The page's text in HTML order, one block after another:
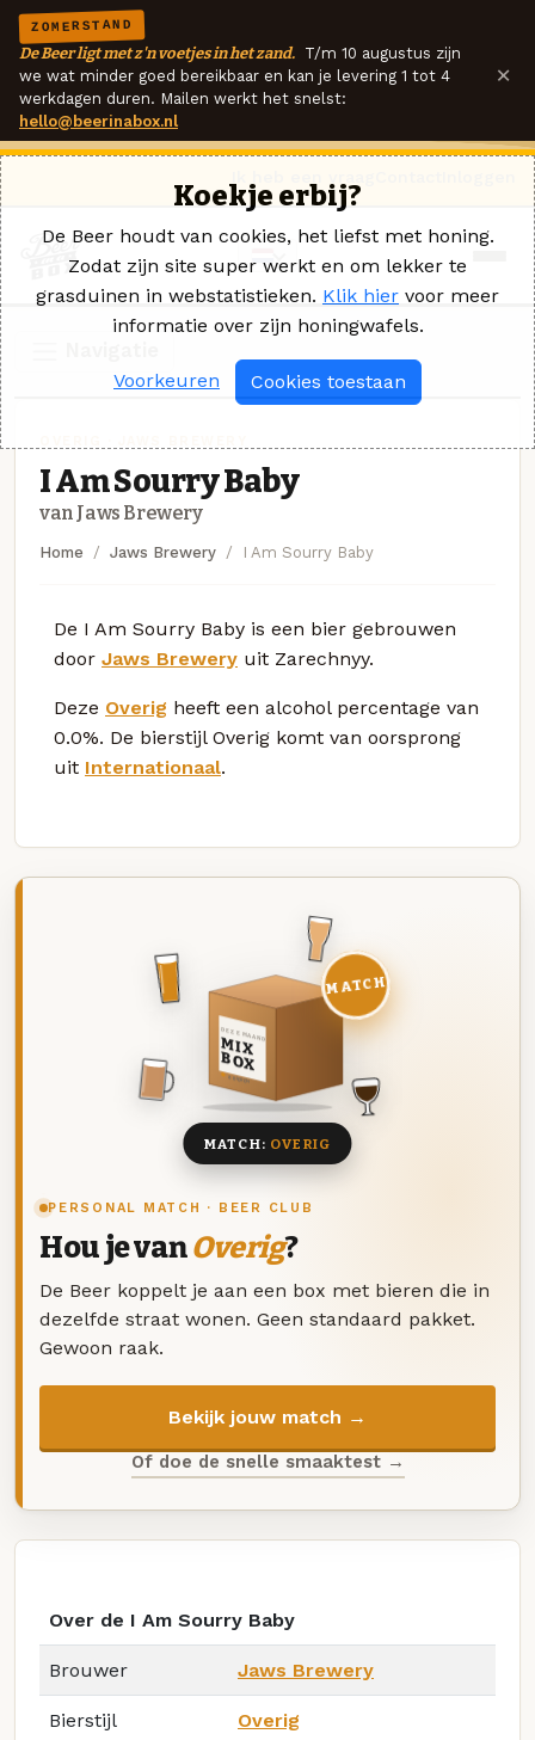
ZOMERSTAND
De Beer ligt met z'n voetjes in het zand. T/m 10 augustus zijn
we wat minder goed bereikbaar en kan je levering 1 tot 4
werkdagen duren. Mailen werkt het snelst:
hello@beerinabox.nl
×
I Am Sourry Baby
van Jaws Brewery
Home Jaws Brewery I Am Sourry Baby
De I Am Sourry Baby is een bier gebrouwen
door Jaws Brewery uit Zarechnyy.
Deze Overig heeft een alcohol percentage van
0.0%. De bierstijl Overig komt van oorsprong
uit Internationaal.
PERSONAL MATCH · BEER CLUB
Hou je vanOverig?
De Beer koppelt je aan een box met bieren die in
dezelfde straat wonen. Geen standaard pakket.
Gewoon raak.
Bekijk jouw match →
Of doe de snelle smaaktest →
DEZE MAAND
MIX
BOX
8 BIEREN
MATCH
MATCH: OVERIG
Over de I Am Sourry Baby
Brouwer Jaws Brewery
Bierstijl Overig
Koekje erbij?
De Beer houdt van cookies, het liefst met honing.
Zodat zijn site super werkt en om lekker te
grasduinen in webstatistieken. Klik hier voor meer
informatie over zijn honingwafels.
Voorkeuren Cookies toestaan